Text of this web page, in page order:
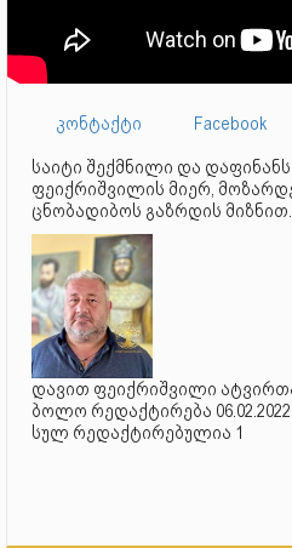
კონტაქტი
Facebook
საიტი შექმნილი და
ფეიქრიშვილის მიერ,
ცნობადიბოს გაზრდის მიზნით.
დავით ფეიქრიშვილი ატვირთა:
ბოლო რედაქტირება 06.02.2022
სულ რედაქტირებულია 1